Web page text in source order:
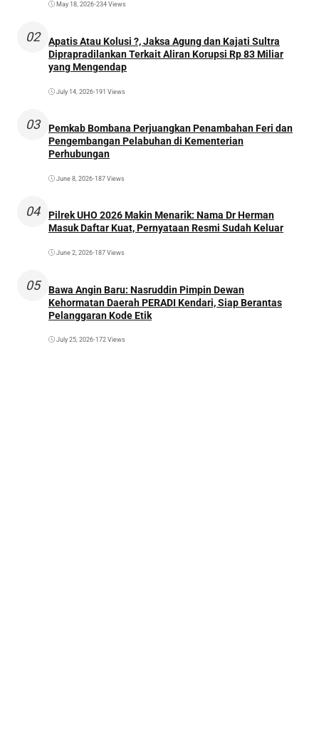
May 18, 2026•234 Views
02
Apatis Atau Kolusi ?, Jaksa Agung dan Kajati Sultra
Diprapradilankan Terkait Aliran Korupsi Rp 83 Miliar
yang Mengendap
July 14, 2026•191 Views
03
Pemkab Bombana Perjuangkan Penambahan Feri dan
Pengembangan Pelabuhan di Kementerian
Perhubungan
June 8, 2026•187 Views
04
Pilrek UHO 2026 Makin Menarik: Nama Dr Herman
Masuk Daftar Kuat, Pernyataan Resmi Sudah Keluar
June 2, 2026•187 Views
05
Bawa Angin Baru: Nasruddin Pimpin Dewan
Kehormatan Daerah PERADI Kendari, Siap Berantas
Pelanggaran Kode Etik
July 25, 2026•172 Views